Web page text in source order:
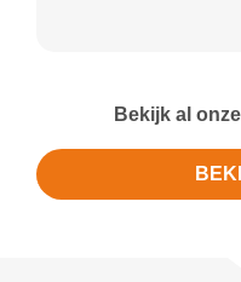
Bekijk al